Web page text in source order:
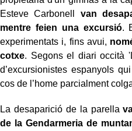
Esteve Carbonell van
mentre feien una excursió.
experimentats i, fins avui,
cotxe. Segons el diari occità
d’excursionistes espanyols
cos de l’home parcialment
La desaparició de la parella
de la Gendarmeria de